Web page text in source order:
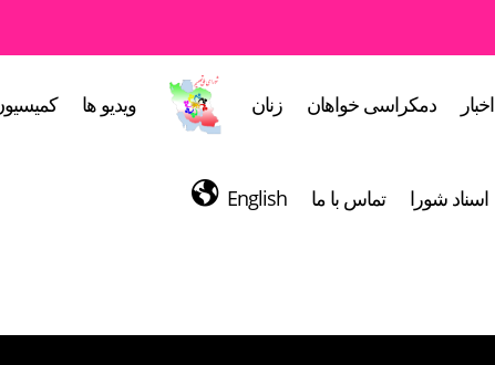
اخبار دمکراسی خواهان زنان ویدیو ها
اسناد شورا تماس با ما English